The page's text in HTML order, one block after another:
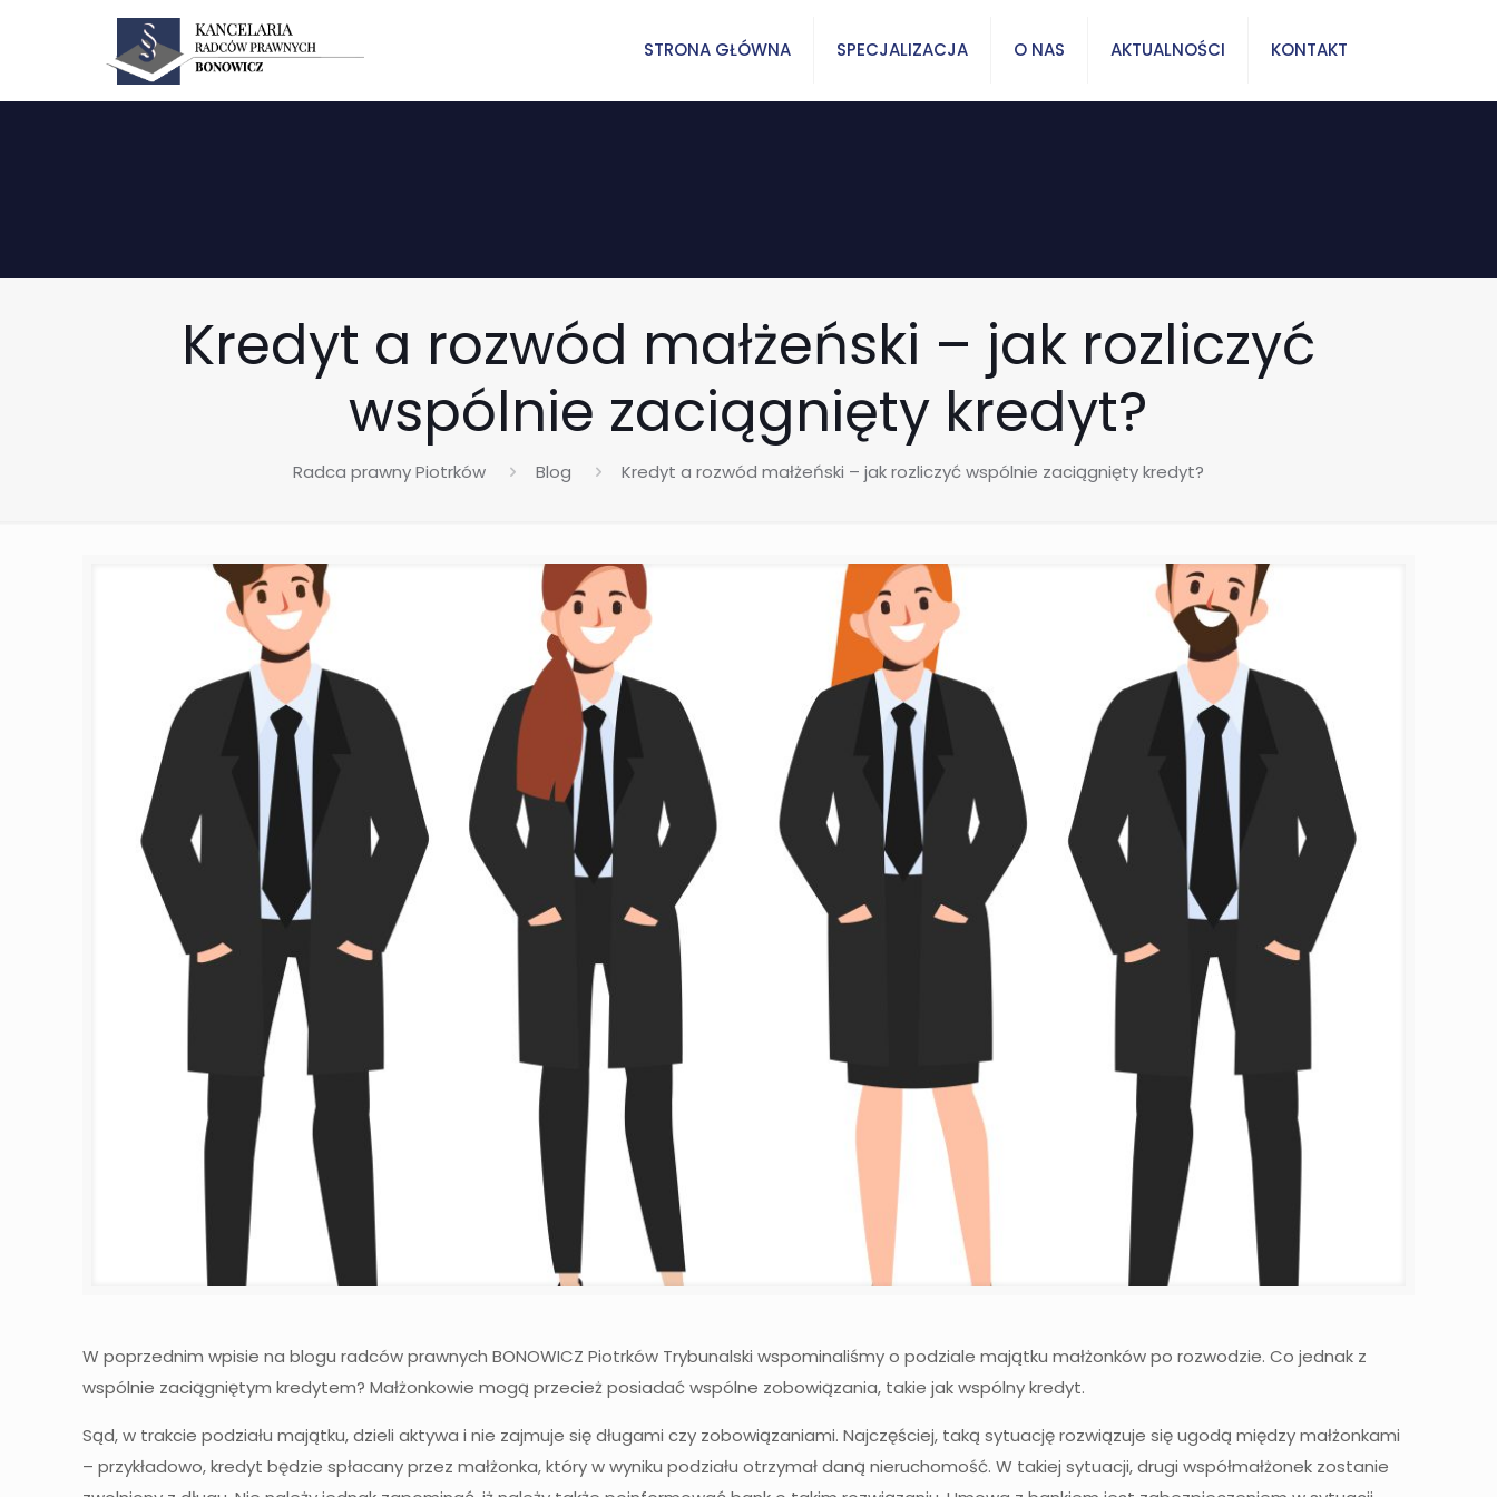
STRONA GŁÓWNA SPECJALIZACJA O NAS AKTUALNOŚCI KONTAKT
Kredyt a rozwód małżeński – jak rozliczyć
wspólnie zaciągnięty kredyt?
Radca prawny Piotrków Blog Kredyt a rozwód małżeński – jak rozliczyć wspólnie zaciągnięty kredyt?
W poprzednim wpisie na blogu radców prawnych BONOWICZ Piotrków Trybunalski wspominaliśmy o podziale majątku małżonków po rozwodzie. Co jednak z
wspólnie zaciągniętym kredytem? Małżonkowie mogą przecież posiadać wspólne zobowiązania, takie jak wspólny kredyt.
Sąd, w trakcie podziału majątku, dzieli aktywa i nie zajmuje się długami czy zobowiązaniami. Najczęściej, taką sytuację rozwiązuje się ugodą między małżonkami
– przykładowo, kredyt będzie spłacany przez małżonka, który w wyniku podziału otrzymał daną nieruchomość. W takiej sytuacji, drugi współmałżonek zostanie